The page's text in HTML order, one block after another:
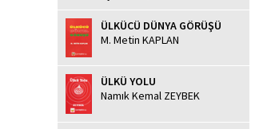
ÜLKÜCÜ DÜNYA GÖRÜŞÜ
M. Metin KAPLAN
ÜLKÜ YOLU
Namık Kemal ZEYBEK